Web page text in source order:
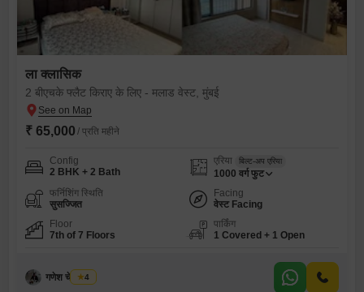
ला क्लासिक
2 बीएचके फ्लैट किराए के लिए - मलाड वेस्ट, मुंबई
₹ 65,000 / प्रति महीने
Config
2 BHK + 2 Bath
एरिया बिल्ट-अप एरिया
1000 वर्ग फुट
फर्निशिंग स्थिति
सुसज्जित
Facing
वेस्ट Facing
Floor
7th of 7 Floors
पार्किंग
1 Covered + 1 Open
गणेश चेट्टियार
4